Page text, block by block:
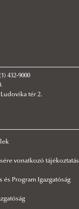
tárgya
- 12. 31.
- 05. 29.
432-9000
tér 2.
vonatkozó tájékoztatás
és Program Igazgatóság